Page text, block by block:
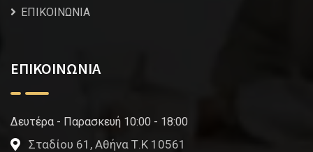
ΕΠΙΚΟΙΝΩΝΙΑ
ΕΠΙΚΟΙΝΩΝΙΑ
Δευτέρα - Παρασκευή 10:00 - 18:00
Σταδίου 61, Αθήνα Τ.Κ 10561